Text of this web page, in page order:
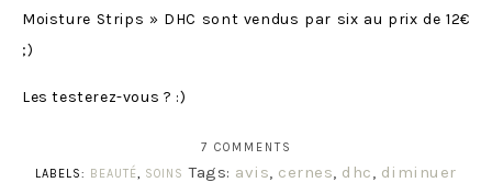
Moisture Strips » DHC sont vendus par six au prix de 12€
;)
Les testerez-vous ? :)
7 COMMENTS
LABELS: BEAUTÉ, SOINS Tags: avis, cernes, dhc, diminuer